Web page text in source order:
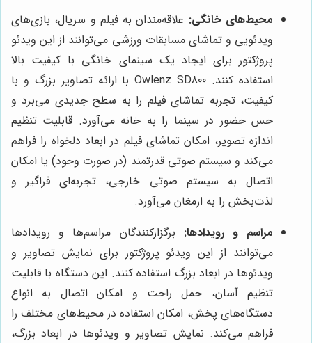
محیط‌های خانگی: علاقه‌مندان به فیلم و سریال، بازی‌های
ویدئویی و تماشای مسابقات ورزشی می‌توانند از این ویدئو
پروژکتور برای ایجاد یک سینمای خانگی با کیفیت بالا
استفاده کنند. Owlenz SD800 با ارائه تصاویر بزرگ و با
کیفیت، تجربه تماشای فیلم را به سطح جدیدی می‌برد و
حس حضور در سینما را به خانه می‌آورد. قابلیت تنظیم
اندازه تصویر، امکان تماشای فیلم در ابعاد دلخواه را فراهم
می‌کند و سیستم صوتی قدرتمند (در صورت وجود) یا امکان
اتصال به سیستم صوتی خارجی، تجربه‌ای فراگیر و
لذت‌بخش را به ارمغان می‌آورد.
مراسم و رویدادها: برگزارکنندگان مراسم‌ها و رویدادها
می‌توانند از این ویدئو پروژکتور برای نمایش تصاویر و
ویدئوها در ابعاد بزرگ استفاده کنند. این دستگاه با قابلیت
تنظیم آسان، حمل راحت و امکان اتصال به انواع
دستگاه‌های پخش، امکان استفاده در محیط‌های مختلف را
فراهم می‌کند. نمایش تصاویر و ویدئوها در ابعاد بزرگ،